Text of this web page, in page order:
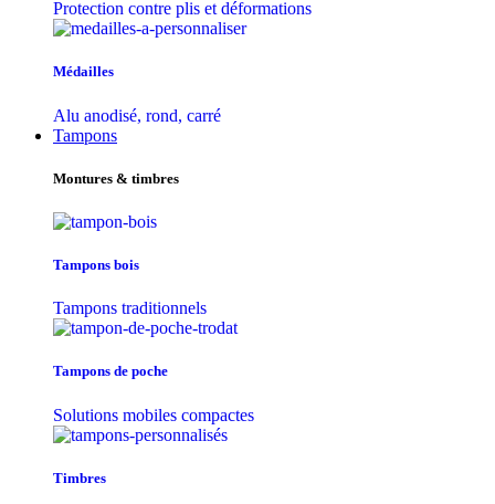
Protection contre plis et déformations
Médailles
Alu anodisé, rond, carré
Tampons
Montures & timbres
Tampons bois
Tampons traditionnels
Tampons de poche
Solutions mobiles compactes
Timbres